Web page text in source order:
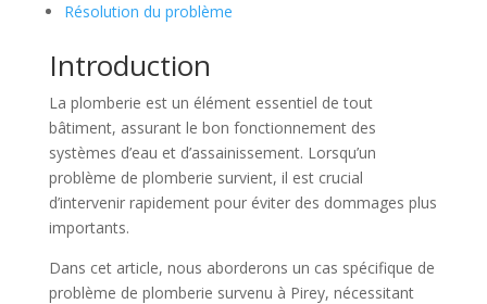
Résolution du problème
Introduction
La plomberie est un élément essentiel de tout
bâtiment, assurant le bon fonctionnement des
systèmes d’eau et d’assainissement. Lorsqu’un
problème de plomberie survient, il est crucial
d’intervenir rapidement pour éviter des dommages plus
importants.
Dans cet article, nous aborderons un cas spécifique de
problème de plomberie survenu à Pirey, nécessitant